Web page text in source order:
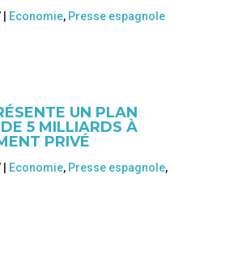
Economie, Presse espagnole
UN PLAN
5 MILLIARDS À
PRIVÉ
Economie, Presse espagnole,